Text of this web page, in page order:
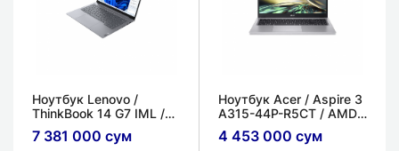
Ноутбук Lenovo /
ThinkBook 14 G7 IML /
Core ULT5-125U / 8ГБ /
512ГБ SSD
7 381 000 сум
Ноутбук Acer / Aspire 3
A315-44P-R5CT / AMD
Ryzen 5-5500U / 16ГБ /
512ГБ SSD
4 453 000 сум